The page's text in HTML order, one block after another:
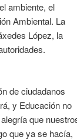
ambiente, el
Ambiental. La
López, la
de ciudadanos
y Educación no
que
que ya se hacía,